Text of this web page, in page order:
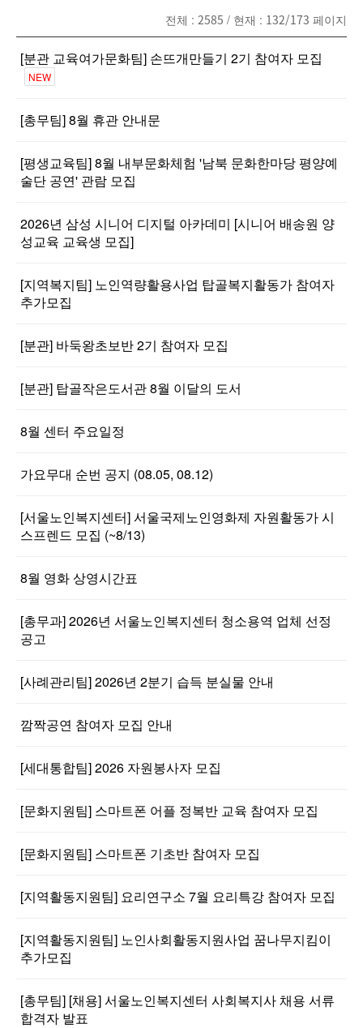
전체 : 2585 / 현재 : 132/173 페이지
[분관 교육여가문화팀] 손뜨개만들기 2기 참여자 모집
NEW
[총무팀] 8월 휴관 안내문
[평생교육팀] 8월 내부문화체험 '남북 문화한마당 평양예
술단 공연' 관람 모집
2026년 삼성 시니어 디지털 아카데미 [시니어 배송원 양
성교육 교육생 모집]
[지역복지팀] 노인역량활용사업 탑골복지활동가 참여자
추가모집
[분관] 바둑왕초보반 2기 참여자 모집
[분관] 탑골작은도서관 8월 이달의 도서
8월 센터 주요일정
가요무대 순번 공지 (08.05, 08.12)
[서울노인복지센터] 서울국제노인영화제 자원활동가 시
스프렌드 모집 (~8/13)
8월 영화 상영시간표
[총무과] 2026년 서울노인복지센터 청소용역 업체 선정
공고
[사례관리팀] 2026년 2분기 습득 분실물 안내
깜짝공연 참여자 모집 안내
[세대통합팀] 2026 자원봉사자 모집
[문화지원팀] 스마트폰 어플 정복반 교육 참여자 모집
[문화지원팀] 스마트폰 기초반 참여자 모집
[지역활동지원팀] 요리연구소 7월 요리특강 참여자 모집
[지역활동지원팀] 노인사회활동지원사업 꿈나무지킴이
추가모집
[총무팀] [채용] 서울노인복지센터 사회복지사 채용 서류
합격자 발표